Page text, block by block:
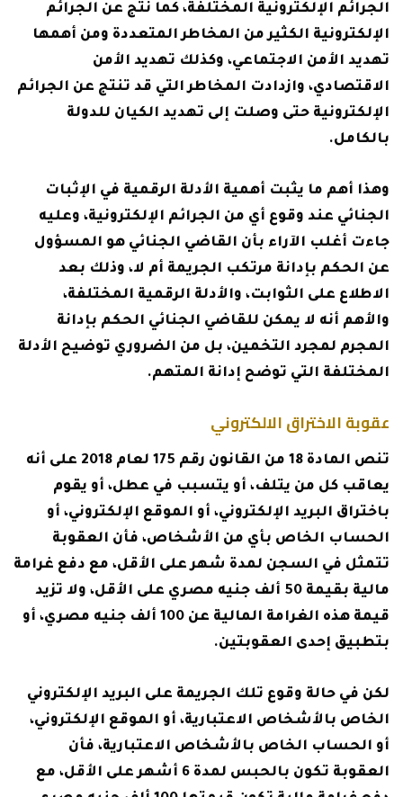
الجرائم الإلكترونية المختلفة، كما نتج عن الجرائم
الإلكترونية الكثير من المخاطر المتعددة ومن أهمها
تهديد الأمن الاجتماعي، وكذلك تهديد الأمن
الاقتصادي، وازدادت المخاطر التي قد تنتج عن الجرائم
الإلكترونية حتى وصلت إلى تهديد الكيان للدولة
بالكامل.
وهذا أهم ما يثبت أهمية الأدلة الرقمية في الإثبات
الجنائي عند وقوع أي من الجرائم الإلكترونية، وعليه
جاءت أغلب الآراء بأن القاضي الجنائي هو المسؤول
عن الحكم بإدانة مرتكب الجريمة أم لا، وذلك بعد
الاطلاع على الثوابت، والأدلة الرقمية المختلفة،
والأهم أنه لا يمكن للقاضي الجنائي الحكم بإدانة
المجرم لمجرد التخمين، بل من الضروري توضيح الأدلة
المختلفة التي توضح إدانة المتهم.
عقوبة الاختراق الالكتروني
تنص المادة 18 من القانون رقم 175 لعام 2018 على أنه
يعاقب كل من يتلف، أو يتسبب في عطل، أو يقوم
باختراق البريد الإلكتروني، أو الموقع الإلكتروني، أو
الحساب الخاص بأي من الأشخاص، فأن العقوبة
تتمثل في السجن لمدة شهر على الأقل، مع دفع غرامة
مالية بقيمة 50 ألف جنيه مصري على الأقل، ولا تزيد
قيمة هذه الغرامة المالية عن 100 ألف جنيه مصري، أو
بتطبيق إحدى العقوبتين.
لكن في حالة وقوع تلك الجريمة على البريد الإلكتروني
الخاص بالأشخاص الاعتبارية، أو الموقع الإلكتروني،
أو الحساب الخاص بالأشخاص الاعتبارية، فأن
العقوبة تكون بالحبس لمدة 6 أشهر على الأقل، مع